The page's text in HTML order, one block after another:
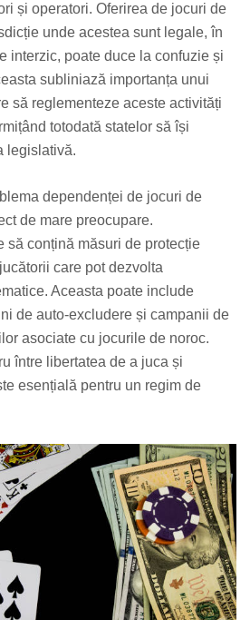
și operatori. Oferirea de jocuri de
unde acestea sunt legale, în
interzic, poate duce la confuzie și
subliniază importanța unui
să reglementeze aceste activități
totodată statelor să își
legislativă.
dependenței de jocuri de
de mare preocupare.
să conțină măsuri de protecție
care pot dezvolta
Aceasta poate include
de auto-excludere și campanii de
asociate cu jocurile de noroc.
între libertatea de a juca și
esențială pentru un regim de